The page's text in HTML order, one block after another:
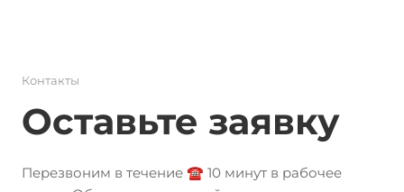
Контакты
Оставьте заявку
Перезвоним в течение ☎️ 10 минут в рабочее